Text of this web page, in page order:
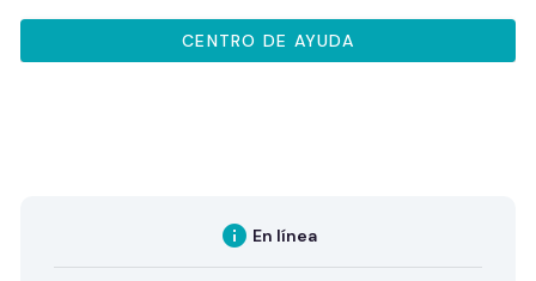
CENTRO DE AYUDA
info En línea